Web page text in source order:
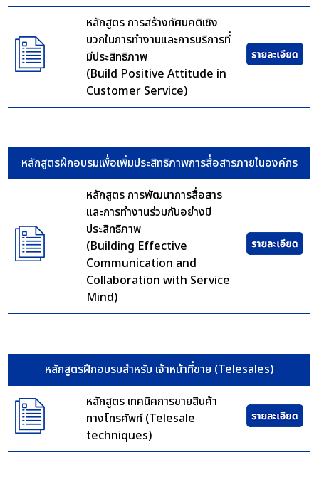
หลักสูตร การสร้างทัศนคติเชิง
บวกในการทำงานและการบริการที่
มีประสิทธิภาพ
(Build Positive Attitude in
Customer Service)
หลักสูตรฝึกอบรมเพื่อเพิ่มประสิทธิภาพการสื่อสารภายในองค์กร
หลักสูตร การพัฒนาการสื่อสาร
และการทำงานร่วมกันอย่างมี
ประสิทธิภาพ
(Building Effective
Communication and
Collaboration with Service
Mind)
หลักสูตรฝึกอบรมสำหรับ เจ้าหน้าที่ขาย (Telesales)
หลักสูตร เทคนิคการขายสินค้า
ทางโทรศัพท์ (Telesale
techniques)